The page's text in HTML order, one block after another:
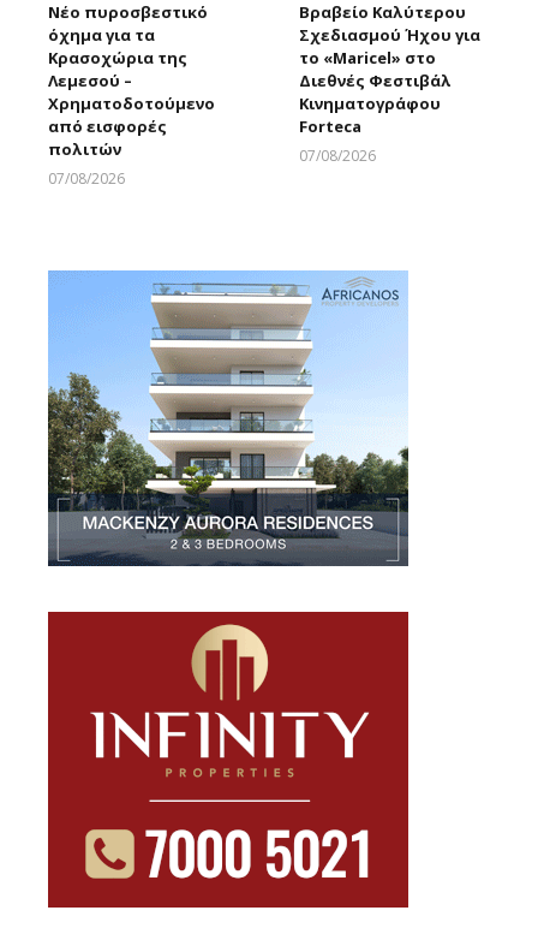
Νέο πυροσβεστικό
όχημα για τα
Κρασοχώρια της
Λεμεσού –
Χρηματοδοτούμενο
από εισφορές
πολιτών
07/08/2026
Βραβείο Καλύτερου
Σχεδιασμού Ήχου για
το «Maricel» στο
Διεθνές Φεστιβάλ
Κινηματογράφου
Forteca
07/08/2026